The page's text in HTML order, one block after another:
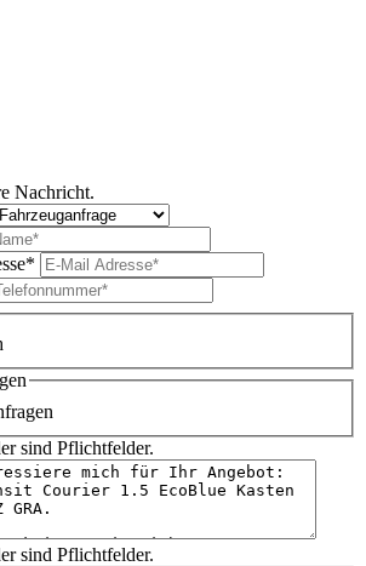
Nachricht.
*
sind Pflichtfelder.
sind Pflichtfelder.